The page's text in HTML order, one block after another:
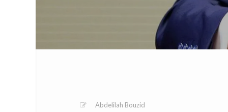
Abdelilah Bouzid